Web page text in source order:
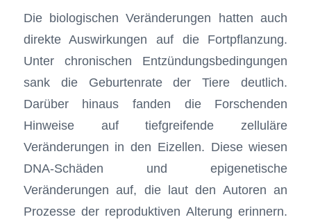
Die biologischen Veränderungen hatten auch
direkte Auswirkungen auf die Fortpflanzung.
Unter chronischen Entzündungsbedingungen
sank die Geburtenrate der Tiere deutlich.
Darüber hinaus fanden die Forschenden
Hinweise auf tiefgreifende zelluläre
Veränderungen in den Eizellen. Diese wiesen
DNA-Schäden und epigenetische
Veränderungen auf, die laut den Autoren an
Prozesse der reproduktiven Alterung erinnern.